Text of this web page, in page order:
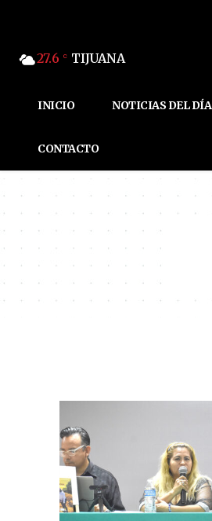
27.6 C TIJUANA
INICIO NOTICIAS DEL DÍA
CONTACTO